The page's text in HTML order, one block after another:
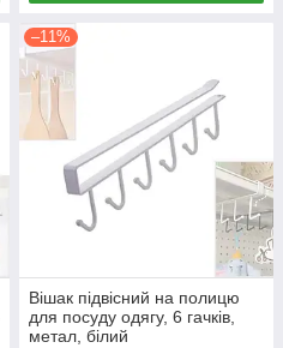
–11%
Вішак підвісний на полицю
для посуду одягу, 6 гачків,
метал, білий